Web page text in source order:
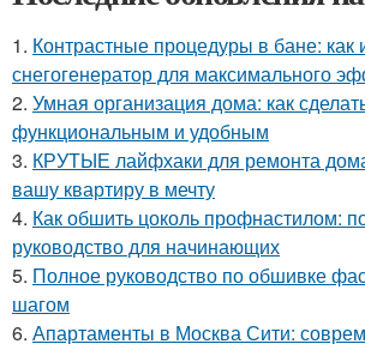
1. Контрастные процедуры в бане: как
снегогенератор для максимального
2. Умная организация дома: как
функциональным и удобным
3. КРУТЫЕ лайфхаки для ремонта
вашу квартиру в мечту
4. Как обшить цоколь профнастилом:
руководство для начинающих
5. Полное руководство по обшивке
шагом
6. Апартаменты в Москва Сити: